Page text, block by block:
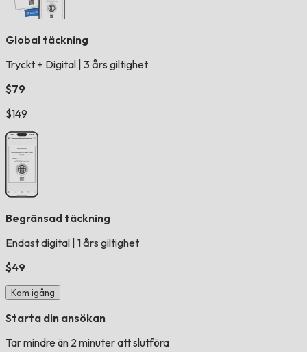
Global täckning
Tryckt + Digital 3 års giltighet
$79
$149
Begränsad täckning
Endast digital 1 års giltighet
$49
Kom igång
Starta din ansökan
Tar mindre än 2 minuter att slutföra